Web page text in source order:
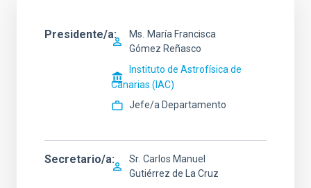
Presidente/a Ms.
María Francisca
Gómez Reñasco
Instituto de Astrofísica de
Canarias (IAC)
Jefe/a Departamento
Secretario/a Sr. Carlos Manuel
Gutiérrez de La Cruz